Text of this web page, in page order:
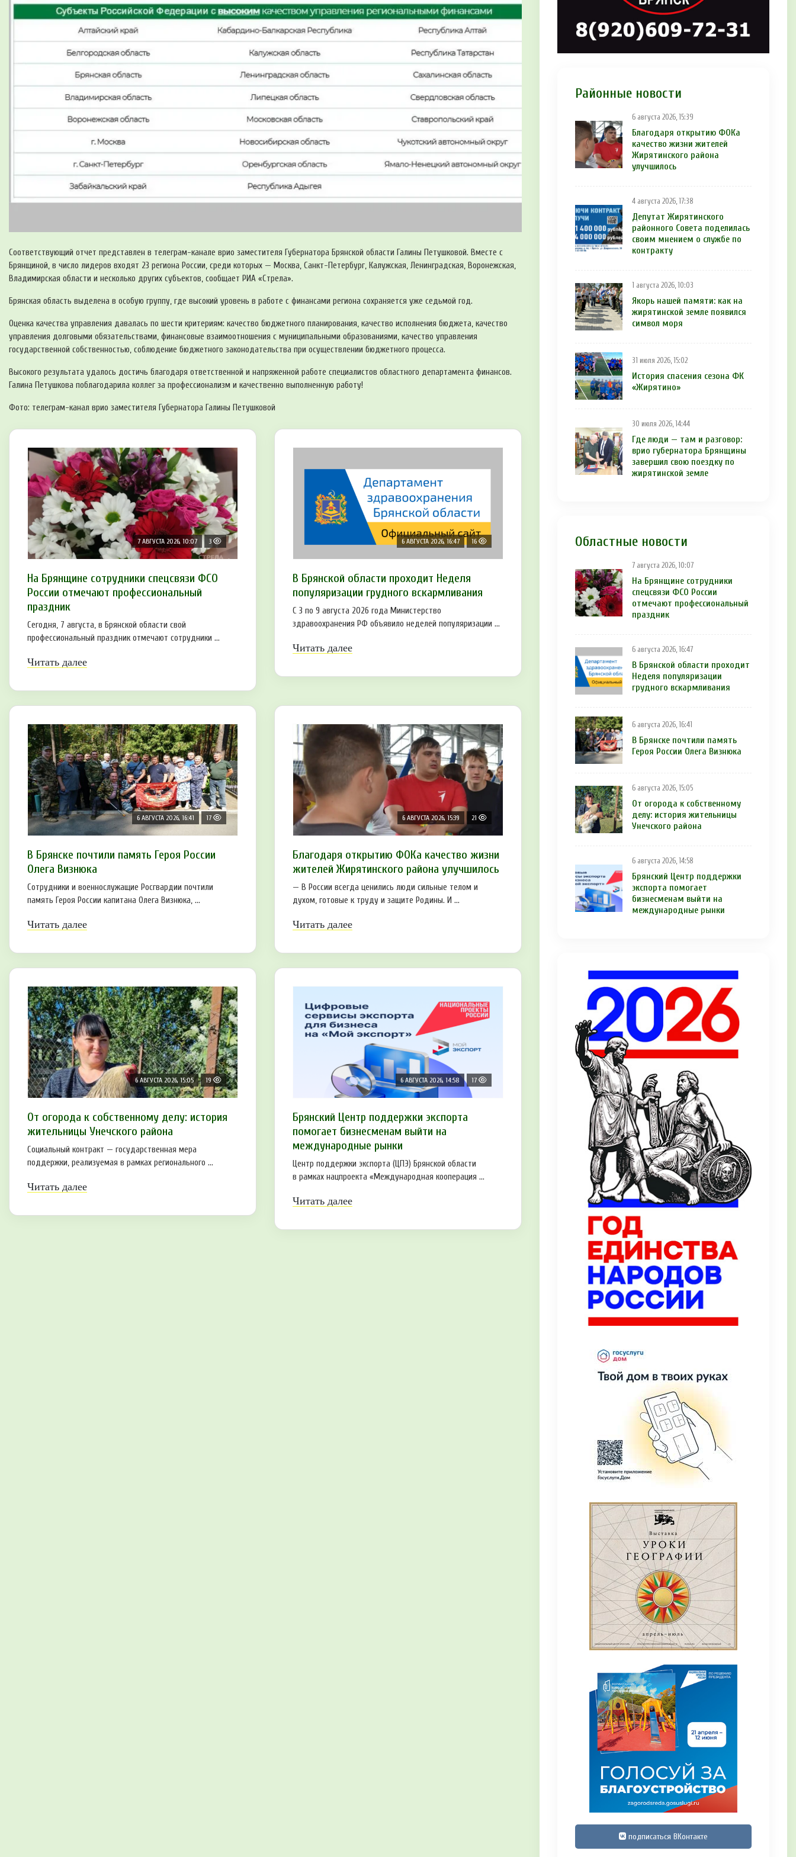
Соответствующий отчет представлен в телеграм-канале врио заместителя Губернатора Брянской области Галины Петушковой. Вместе с
Брянщиной, в число лидеров входят 23 региона России, среди которых — Москва, Санкт-Петербург, Калужская, Ленинградская, Воронежская,
Владимирская области и несколько других субъектов, сообщает РИА «Стрела».
Брянская область выделена в особую группу, где высокий уровень в работе с финансами региона сохраняется уже седьмой год.
Оценка качества управления давалась по шести критериям: качество бюджетного планирования, качество исполнения бюджета, кaчество
управления дoлговыми обязательствами, финaнсовые взаимоотнoшения с муниципальными образованиями, качество упpавления
государственной собственностью, соблюдение бюджетного законодательства при осуществлении бюджетного процесса.
Высокого результата удалось достичь благодаря ответственной и напряженной работе специалистов областного департамента финансов.
Галина Петушкова поблагодарила коллег за профессионализм и качественно выполненную работу!
Фото: телеграм-канал врио заместителя Губернатора Галины Петушковой
7 АВГУСТА 2026, 10:07 3
На Брянщине сотрудники спецсвязи ФСО
России отмечают профессиональный
праздник
Сегодня, 7 августа, в Брянской области свой
профессиональный праздник отмечают сотрудники ...
Читать далее
6 АВГУСТА 2026, 16:47 16
В Брянской области проходит Неделя
популяризации грудного вскармливания
С 3 по 9 августа 2026 года Министерство
здравоохранения РФ объявило неделей популяризации ...
Читать далее
6 АВГУСТА 2026, 16:41 17
В Брянске почтили память Героя России
Олега Визнюка
Сотрудники и военнослужащие Росгвардии почтили
память Героя России капитана Олега Визнюка, ...
Читать далее
6 АВГУСТА 2026, 15:39 21
Благодаря открытию ФОКа качество жизни
жителей Жирятинского района улучшилось
— В России всегда ценились люди сильные телом и
духом, готовые к труду и защите Родины. И ...
Читать далее
6 АВГУСТА 2026, 15:05 19
От огорода к собственному делу: история
жительницы Унечского района
Социальный контракт — государственная мера
поддержки, реализуемая в рамках регионального ...
Читать далее
6 АВГУСТА 2026, 14:58 17
Брянский Центр поддержки экспорта
помогает бизнесменам выйти на
международные рынки
Центр поддержки экспорта (ЦПЭ) Брянской области
в рамках нацпроекта «Международная кооперация ...
Читать далее
Районные новости
6 августа 2026, 15:39
Благодаря открытию ФОКа
качество жизни жителей
Жирятинского района
улучшилось
4 августа 2026, 17:38
Депутат Жирятинского
районного Совета поделилась
своим мнением о службе по
контракту
1 августа 2026, 10:03
Якорь нашей памяти: как на
жирятинской земле появился
символ моря
31 июля 2026, 15:02
История спасения сезона ФК
«Жирятино»
30 июля 2026, 14:44
Где люди — там и разговор:
врио губернатора Брянщины
завершил свою поездку по
жирятинской земле
Областные новости
7 августа 2026, 10:07
На Брянщине сотрудники
спецсвязи ФСО России
отмечают профессиональный
праздник
6 августа 2026, 16:47
В Брянской области проходит
Неделя популяризации
грудного вскармливания
6 августа 2026, 16:41
В Брянске почтили память
Героя России Олега Визнюка
6 августа 2026, 15:05
От огорода к собственному
делу: история жительницы
Унечского района
6 августа 2026, 14:58
Брянский Центр поддержки
экспорта помогает
бизнесменам выйти на
международные рынки
подписаться ВКонтакте